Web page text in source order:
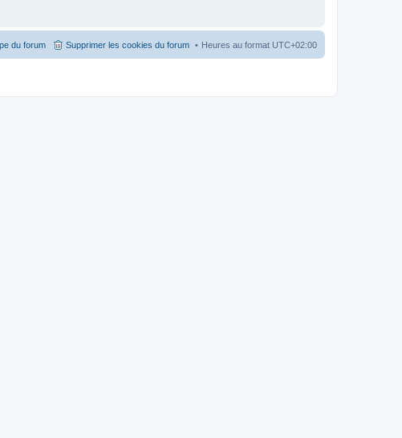
Heures au format UTC+02:00
Supprimer les cookies du forum
du forum